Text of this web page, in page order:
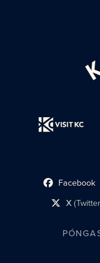
Facebook
enlace al perfil
X
enlace al